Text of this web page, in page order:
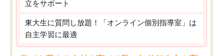
立をサポート
東大生に質問し放題！「オンライン個別指導室」は
自主学習に最適